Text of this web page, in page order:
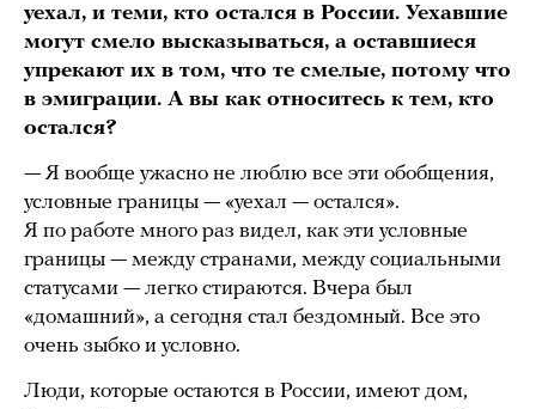
уехал, и теми, кто остался в России. Уехавшие
могут смело высказываться, а оставшиеся
упрекают их в том, что те смелые, потому что
в эмиграции. А вы как относитесь к тем, кто
остался?
— Я вообще ужасно не люблю все эти обобщения,
условные границы — «уехал — остался».
Я по работе много раз видел, как эти условные
границы — между странами, между социальными
статусами — легко стираются. Вчера был
«домашний», а сегодня стал бездомный. Все это
очень зыбко и условно.
Люди, которые остаются в России, имеют дом,